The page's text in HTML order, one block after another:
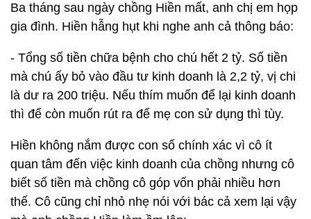
Ba tháng sau ngày chồng Hiền mất, anh chị em họp
gia đình. Hiền hẫng hụt khi nghe anh cả thông báo:
- Tổng số tiền chữa bệnh cho chú hết 2 tỷ. Số tiền
mà chú ấy bỏ vào đầu tư kinh doanh là 2,2 tỷ, vị chi
là dư ra 200 triệu. Nếu thím muốn để lại kinh doanh
thì để còn muốn rút ra để mẹ con sử dụng thì tùy.
Hiền không nắm được con số chính xác vì cô ít
quan tâm đến việc kinh doanh của chồng nhưng cô
biết số tiền mà chồng cô góp vốn phải nhiều hơn
thế. Cô cũng chỉ nhỏ nhẹ nói với bác cả xem lại vậy